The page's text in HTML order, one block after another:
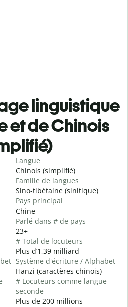
linguistique
et de Chinois
Langue
Chinois (simplifié)
Famille de langues
Sino-tibétaine (sinitique)
Pays principal
Chine
Parlé dans # de pays
23+
# Total de locuteurs
Plus d’1,39 milliard
Système d'écriture / Alphabet
Hanzi (caractères chinois)
# Locuteurs comme langue
seconde
Plus de 200 millions